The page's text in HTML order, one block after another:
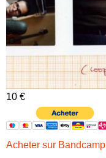
10 €
Acheter sur Bandcamp